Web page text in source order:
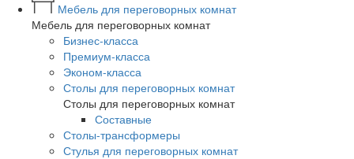
Мебель для переговорных комнат
Мебель для переговорных комнат
Бизнес-класса
Премиум-класса
Эконом-класса
Столы для переговорных комнат
Столы для переговорных комнат
Составные
Столы-трансформеры
Стулья для переговорных комнат